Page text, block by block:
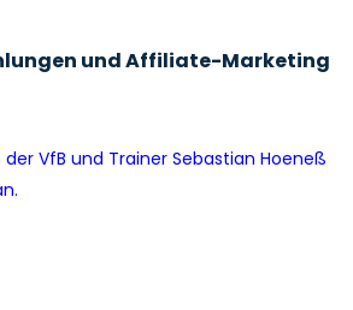
und Affiliate-Marketing